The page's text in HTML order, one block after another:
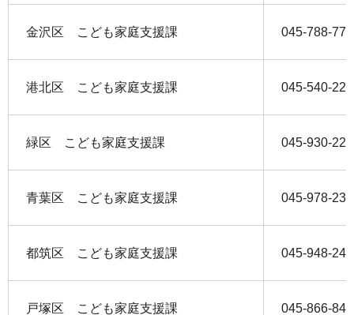
金沢区 こども家庭支援課 045-788-
港北区 こども家庭支援課 045-540-
緑区 こども家庭支援課 045-930-
青葉区 こども家庭支援課 045-978-
都筑区 こども家庭支援課 045-948-
戸塚区 こども家庭支援課 045-866-